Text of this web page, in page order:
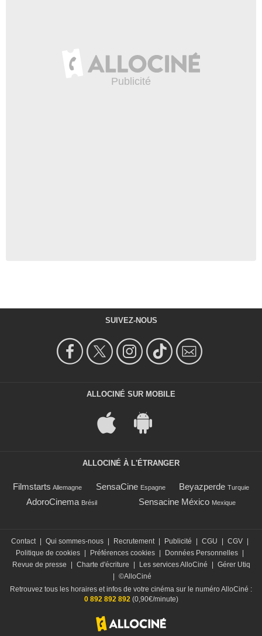
SUIVEZ-NOUS
ALLOCINÉ SUR MOBILE
ALLOCINÉ À L'ÉTRANGER
Filmstarts Allemagne SensaCine Espagne Beyazperde Turquie
AdoroCinema Brésil Sensacine México Mexique
Contact Qui sommes-nous Recrutement Publicité CGU CGV
Politique de cookies
Préférences cookies Données Personnelles
Revue de presse
Charte d'écriture Les services AlloCiné
Gérer Utiq
©AlloCiné
Retrouvez tous les horaires et infos de votre cinéma sur le numéro AlloCiné :
0 892 892 892(0,90€/minute)